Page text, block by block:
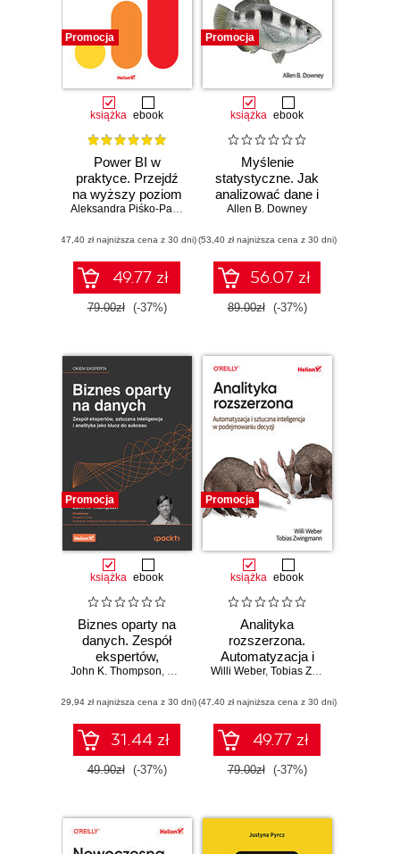
Promocja
książka ebook
Power BI w
praktyce. Przejdź
na wyższy poziom
analizy danych Aleksandra Piśko-Pancerz
(47,40 zł najniższa cena z 30 dni)
49.77 zł
79.00zł (-37%)
Promocja
książka ebook
Myślenie
statystyczne. Jak
analizować dane i
wydobywać z nich
III
Allen B. Downey
(53,40 zł najniższa cena z 30 dni)
56.07 zł
89.00zł (-37%)
Promocja
książka ebook
Biznes oparty na
danych. Zespół
ekspertów,
sztuczna
analityka jako
klucz do sukcesu
John K. Thompson, Douglas B. Laney
(29,94 zł najniższa cena z 30 dni)
31.44 zł
49.90zł (-37%)
Promocja
książka ebook
Analityka
rozszerzona.
Automatyzacja i
sztuczna
podejmowaniu
decyzji
Willi Weber, Tobias Zwingmann
(47,40 zł najniższa cena z 30 dni)
49.77 zł
79.00zł (-37%)